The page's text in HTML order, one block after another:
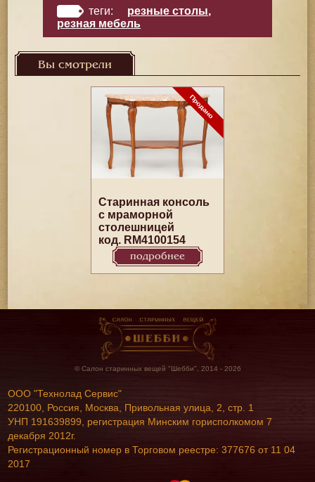
теги: резные столы,
резная мебель
Вы смотрели
Старинная консоль
с мраморной
столешницей
код. RM4100154
подробнее
© Салон старинных вещей "Шебби", 2014 - 2026
ООО "Технолад Сервис"
220100, Россия, Москва, Привольная улица, 2, стр. 1
УНП 191639899, регистрация Минским горисполкомом 7
декабря 2012г.
Регистрационный номер в Торговом реестре: 377676 от 11 04
2017